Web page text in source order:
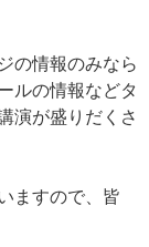
の情報のみなら
ルの情報などタ
演が盛りだくさ
ますので、皆